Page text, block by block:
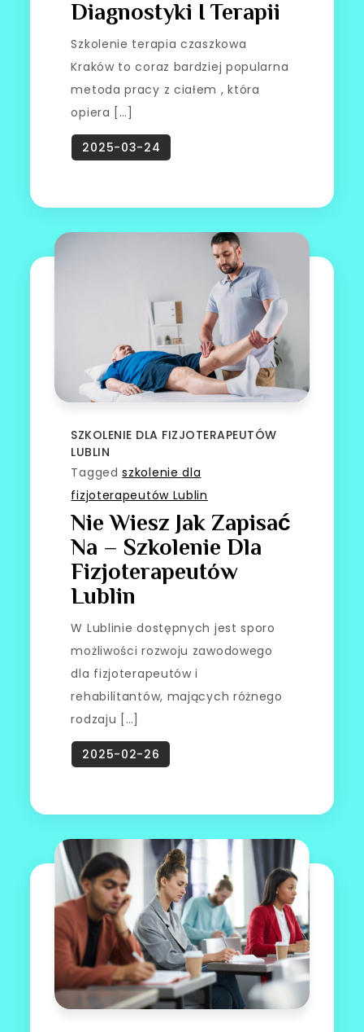
Diagnostyki I Terapii
Szkolenie terapia czaszkowa
Kraków to coraz bardziej popularna
metoda pracy z ciałem , która
opiera […]
SZKOLENIE DLA FIZJOTERAPEUTÓW
LUBLIN
Taggedszkolenie dla
fizjoterapeutów Lublin
Nie Wiesz Jak Zapisać
Na – Szkolenie Dla
Fizjoterapeutów
Lublin
W Lublinie dostępnych jest sporo
możliwości rozwoju zawodowego
dla fizjoterapeutów i
rehabilitantów, mających różnego
rodzaju […]